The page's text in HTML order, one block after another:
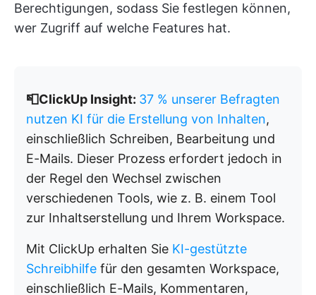
Berechtigungen, sodass Sie festlegen können,
wer Zugriff auf welche Features hat.
📮ClickUp Insight: 37 % unserer Befragten
nutzen KI für die Erstellung von Inhalten,
einschließlich Schreiben, Bearbeitung und
E-Mails. Dieser Prozess erfordert jedoch in
der Regel den Wechsel zwischen
verschiedenen Tools, wie z. B. einem Tool
zur Inhaltserstellung und Ihrem Workspace.
Mit ClickUp erhalten Sie KI-gestützte
Schreibhilfe für den gesamten Workspace,
einschließlich E-Mails, Kommentaren,